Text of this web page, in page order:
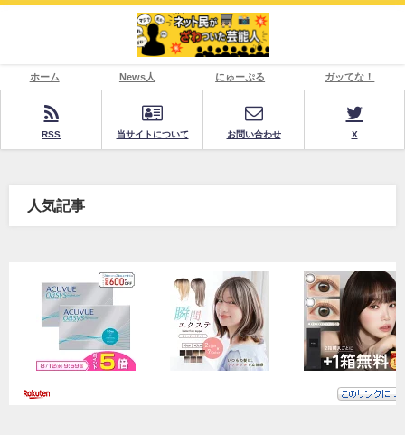
ホーム News人 にゅーぷる ガッてな！
RSS 当サイトについて お問い合わせ X
人気記事